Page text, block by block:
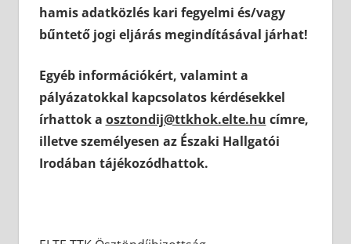
hamis adatközlés kari fegyelmi és/vagy
bűntető jogi eljárás megindításával járhat!
Egyéb információkért, valamint a
pályázatokkal kapcsolatos kérdésekkel
írhattok a osztondij@ttkhok.elte.hu címre,
illetve személyesen az Északi Hallgatói
Irodában tájékozódhattok.